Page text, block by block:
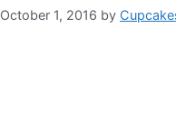
October 1, 2016 by